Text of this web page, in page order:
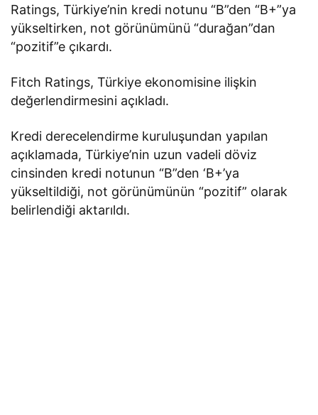
Ratings, Türkiye’nin kredi notunu “B”den “B+”ya
yükseltirken, not görünümünü “durağan”dan
“pozitif”e çıkardı.
Fitch Ratings, Türkiye ekonomisine ilişkin
değerlendirmesini açıkladı.
Kredi derecelendirme kuruluşundan yapılan
açıklamada, Türkiye’nin uzun vadeli döviz
cinsinden kredi notunun “B”den ‘B+’ya
yükseltildiği, not görünümünün “pozitif” olarak
belirlendiği aktarıldı.